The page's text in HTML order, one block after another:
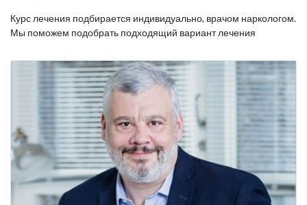
Курс лечения подбирается индивидуально, врачом наркологом.
Мы поможем подобрать подходящий вариант лечения